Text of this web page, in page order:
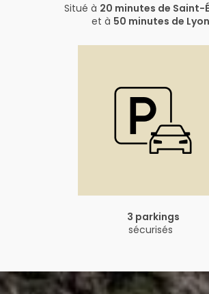
Situé à 20 minutes de Saint-
et à 50 minutes de Lyon
3 parkings
sécurisés